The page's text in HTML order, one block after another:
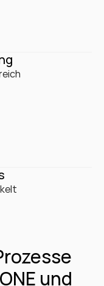
und